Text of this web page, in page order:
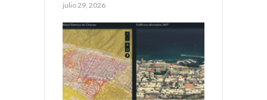
julio 29, 2026